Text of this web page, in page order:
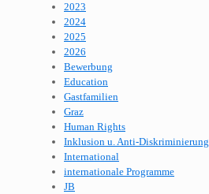
2023
2024
2025
2026
Bewerbung
Education
Gastfamilien
Graz
Human Rights
Inklusion u. Anti-Diskriminierung
International
internationale Programme
JB